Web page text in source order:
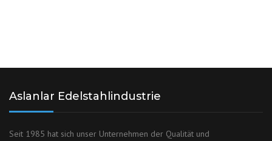
Aslanlar Edelstahlindustrie
Seit 1985 hat sich unser Unternehmen der Qualität und